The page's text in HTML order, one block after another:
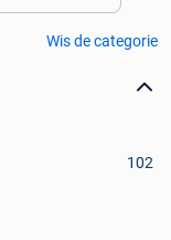
Wis de categorie
102